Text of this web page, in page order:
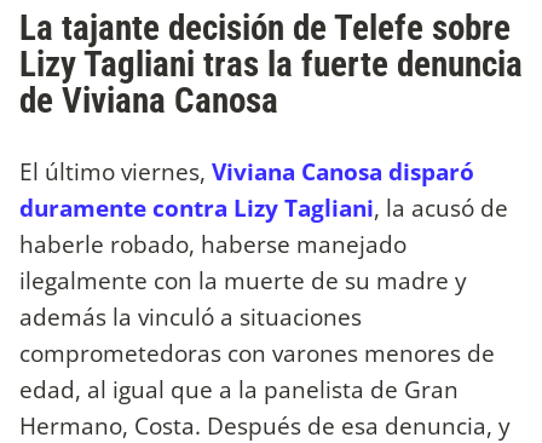
La tajante decisión de Telefe sobre
Lizy Tagliani tras la fuerte denuncia
de Viviana Canosa
El último viernes, Viviana Canosa disparó
duramente contra Lizy Tagliani, la acusó de
haberle robado, haberse manejado
ilegalmente con la muerte de su madre y
además la vinculó a situaciones
comprometedoras con varones menores de
edad, al igual que a la panelista de Gran
Hermano, Costa. Después de esa denuncia, y